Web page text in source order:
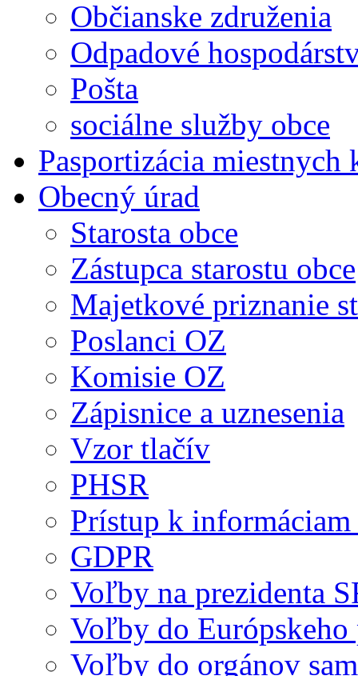
Občianske združenia
Odpadové
Pošta
sociálne služby obce
Pasportizácia
Obecný úrad
Starosta obce
Zástupca starostu obce
Majetkové priznanie
Poslanci OZ
Komisie OZ
Zápisnice a uznesenia
Vzor tlačív
PHSR
Prístup k
GDPR
Voľby na prezidenta
Voľby do Európskeho
Voľby do orgánov